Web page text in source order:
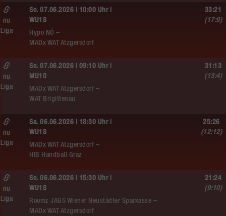
So. 07.06.2026 | 10:00 Uhr |
WU18
Hypo NÖ –
MADx WAT Atzgersdorf
nu
Liga
33:21
(17:9)
So. 07.06.2026 | 09:10 Uhr |
MU10
MADx WAT Atzgersdorf –
WAT Brigittenau
nu
Liga
31:13
(13:4)
Sa. 06.06.2026 | 18:30 Uhr |
WU18
MADx WAT Atzgersdorf –
HIB Handball Graz
nu
Liga
25:26
(12:12)
So. 06.06.2026 | 15:30 Uhr |
WU18
Roomz JAGS Wiener Neustädter Sparkasse –
MADx WAT Atzgersdorf
nu
Liga
21:24
(9:10)